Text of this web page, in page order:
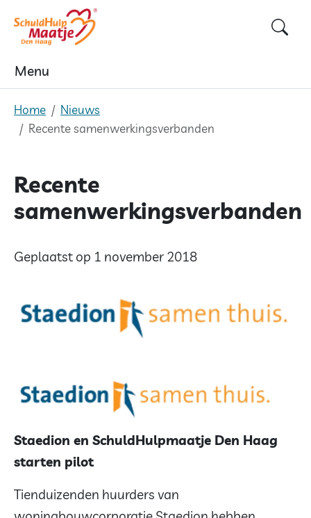
Menu
Home
Nieuws
Recente samenwerkingsverbanden
Recente
samenwerkingsverbanden
Geplaatst op 1 november 2018
Staedion en SchuldHulpmaatje Den Haag
starten pilot
Tienduizenden huurders van